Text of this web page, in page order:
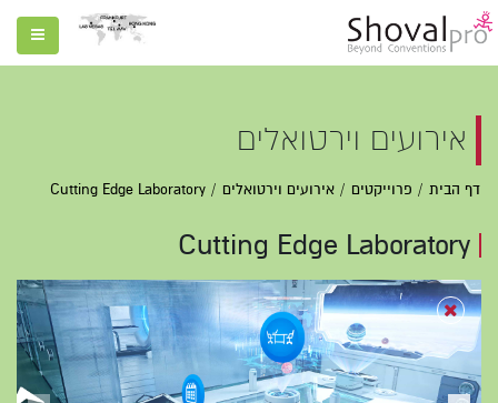
אירועים וירטואלים
דף הבית פרוייקטים אירועים וירטואלים Cutting Edge Laboratory
Cutting Edge Laboratory